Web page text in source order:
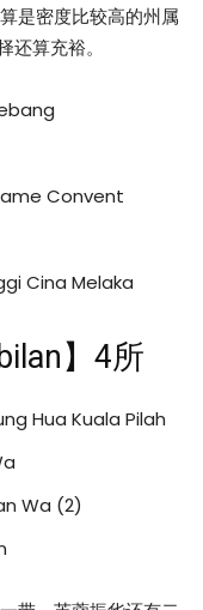
是密度比较高的州属
算充裕。
Convent
Cina Melaka
】4所
Hua Kuala Pilah
Wa (2)